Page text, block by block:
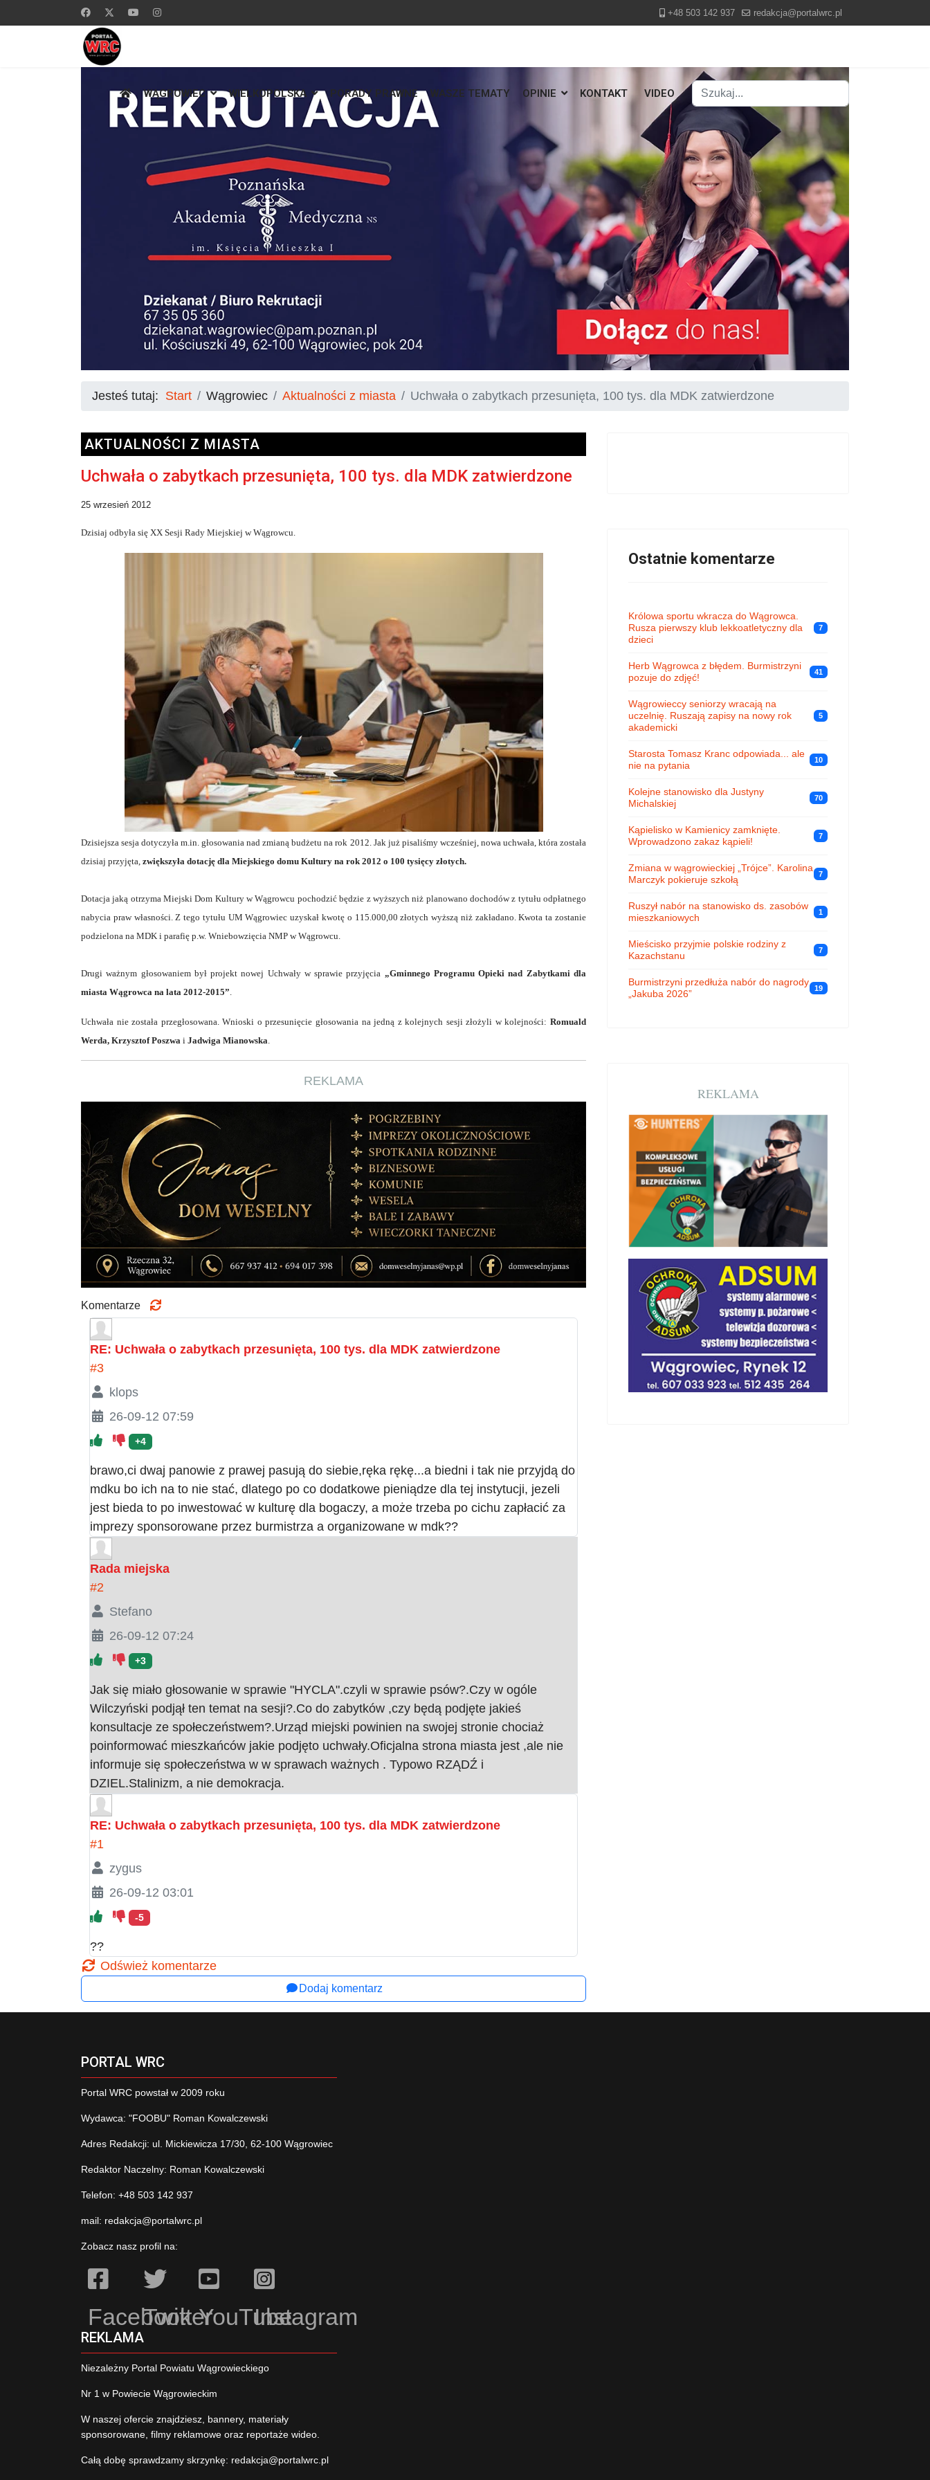
+48 503 142 937 redakcja@portalwrc.pl
WĄGROWIEC WIELKOPOLSKA PORADY PRAWNE WASZE TEMATY OPINIE KONTAKT VIDEO
Szukaj
Type 2 or more characters for results.
Jesteś tutaj: Start Wągrowiec Aktualności z miasta Uchwała o zabytkach przesunięta, 100 tys. dla MDK zatwierdzone
AKTUALNOŚCI Z MIASTA
Uchwała o zabytkach przesunięta, 100 tys. dla MDK zatwierdzone
25 wrzesień 2012
Dzisiaj odbyła się XX Sesji Rady Miejskiej w Wągrowcu.
Dzisiejsza sesja dotyczyła m.in. głosowania nad zmianą budżetu na rok 2012. Jak już pisaliśmy wcześniej, nowa uchwała, która została
dzisiaj przyjęta, zwiększyła dotację dla Miejskiego domu Kultury na rok 2012 o 100 tysięcy złotych.
Dotacja jaką otrzyma Miejski Dom Kultury w Wągrowcu pochodzić będzie z wyższych niż planowano dochodów z tytułu odpłatnego
nabycia praw własności. Z tego tytułu UM Wągrowiec uzyskał kwotę o 115.000,00 złotych wyższą niż zakładano. Kwota ta zostanie
podzielona na MDK i parafię p.w. Wniebowzięcia NMP w Wągrowcu.
Drugi ważnym głosowaniem był projekt nowej Uchwały w sprawie przyjęcia „Gminnego Programu Opieki nad Zabytkami dla
miasta Wągrowca na lata 2012-2015”
Uchwała nie została przegłosowana. Wnioski o przesunięcie głosowania na jedną z kolejnych sesji złożyli w kolejności: Romuald
Werda, Krzysztof Poszwa i Jadwiga Mianowska
REKLAMA
Komentarze
RE: Uchwała o zabytkach przesunięta, 100 tys. dla MDK zatwierdzone
#3
klops
26-09-12 07:59
+4
brawo,ci dwaj panowie z prawej pasują do siebie,ręka rękę...a biedni i tak nie przyjdą do
mdku bo ich na to nie stać, dlatego po co dodatkowe pieniądze dla tej instytucji, jezeli
jest bieda to po inwestować w kulturę dla bogaczy, a może trzeba po cichu zapłacić za
imprezy sponsorowane przez burmistrza a organizowane w mdk??
Rada miejska
#2
Stefano
26-09-12 07:24
+3
Jak się miało głosowanie w sprawie "HYCLA".czyli w sprawie psów?.Czy w ogóle
Wilczyński podjął ten temat na sesji?.Co do zabytków ,czy będą podjęte jakieś
konsultacje ze społeczeństwem?.Urząd miejski powinien na swojej stronie chociaż
poinformować mieszkańców jakie podjęto uchwały.Oficjalna strona miasta jest ,ale nie
informuje się społeczeństwa w w sprawach ważnych . Typowo RZĄDŹ i
DZIEL.Stalinizm, a nie demokracja.
RE: Uchwała o zabytkach przesunięta, 100 tys. dla MDK zatwierdzone
#1
zygus
26-09-12 03:01
-5
??
Odśwież komentarze
Dodaj komentarz
Ostatnie komentarze
Królowa sportu wkracza do Wągrowca.
Rusza pierwszy klub lekkoatletyczny dla
dzieci
7
Herb Wągrowca z błędem. Burmistrzyni
pozuje do zdjęć!
41
Wągrowieccy seniorzy wracają na
uczelnię. Ruszają zapisy na nowy rok
akademicki
5
Starosta Tomasz Kranc odpowiada... ale
nie na pytania
10
Kolejne stanowisko dla Justyny
Michalskiej
70
Kąpielisko w Kamienicy zamknięte.
Wprowadzono zakaz kąpieli!
7
Zmiana w wągrowieckiej „Trójce”. Karolina
Marczyk pokieruje szkołą
7
Ruszył nabór na stanowisko ds. zasobów
mieszkaniowych
1
Mieścisko przyjmie polskie rodziny z
Kazachstanu
7
Burmistrzyni przedłuża nabór do nagrody
„Jakuba 2026”
19
REKLAMA
PORTAL WRC
Portal WRC powstał w 2009 roku
Wydawca: "FOOBU" Roman Kowalczewski
Adres Redakcji: ul. Mickiewicza 17/30, 62-100 Wągrowiec
Redaktor Naczelny: Roman Kowalczewski
Telefon: +48 503 142 937
mail: redakcja@portalwrc.pl
Zobacz nasz profil na:
Facebook
TwitterYouTubeInstagram
REKLAMA
Niezależny Portal Powiatu Wągrowieckiego
Nr 1 w Powiecie Wągrowieckim
W naszej ofercie znajdziesz, bannery, materiały
sponsorowane, filmy reklamowe oraz reportaże wideo.
Całą dobę sprawdzamy skrzynkę: redakcja@portalwrc.pl